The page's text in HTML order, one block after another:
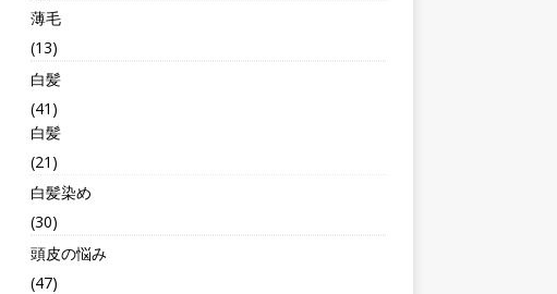
薄毛
(13)
白髪
(41)
白髪
(21)
白髪染め
(30)
頭皮の悩み
(47)